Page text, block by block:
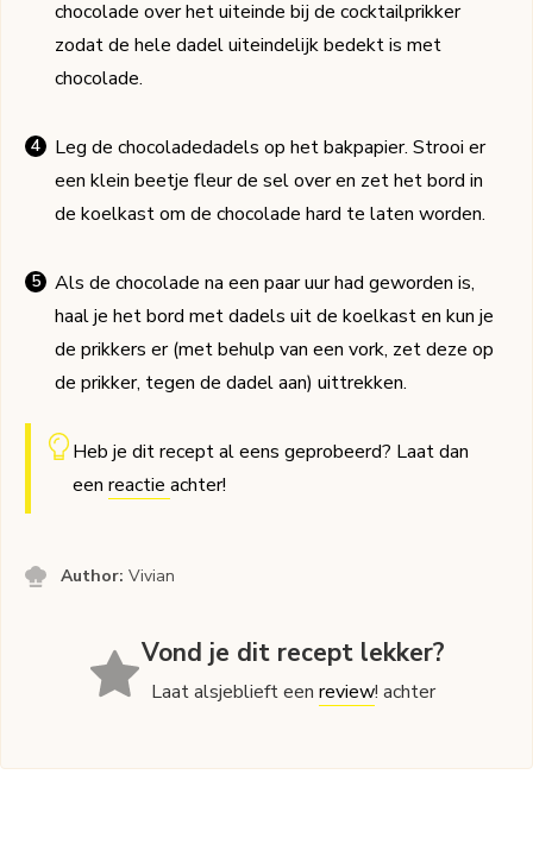
chocolade over het uiteinde bij de cocktailprikker
zodat de hele dadel uiteindelijk bedekt is met
chocolade.
Leg de chocoladedadels op het bakpapier. Strooi er
een klein beetje fleur de sel over en zet het bord in
de koelkast om de chocolade hard te laten worden.
Als de chocolade na een paar uur had geworden is,
haal je het bord met dadels uit de koelkast en kun je
de prikkers er (met behulp van een vork, zet deze op
de prikker, tegen de dadel aan) uittrekken.
Heb je dit recept al eens geprobeerd? Laat dan
een reactie achter!
Author:Vivian
Vond je dit recept lekker?
Laat alsjeblieft eenreview! achter